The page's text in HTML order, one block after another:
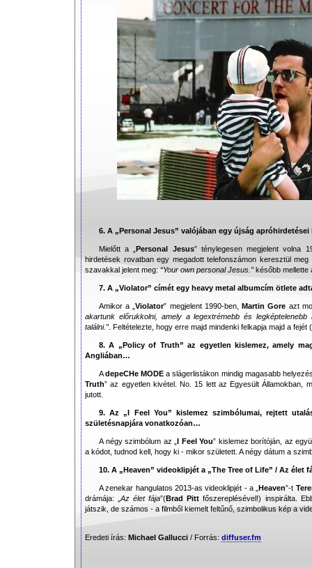
6. A „Personal Jesus” valójában egy újság
Mielőtt a „Personal Jesus” ténylegesen megjelent volna
hirdetések rovatban egy megadott telefonszámon keresztül
szavakkal jelent meg: “Your own personal Jesus.” később mellette
7. A „Violator” címét egy heavy metal albumcím ötlete
Amikor a „Violator” megjelent 1990-ben,Martin Gore azt
akartunk előrukkolni, amely a legextrémebb és
találni.” . Feltételezte, hogy erre majd mindenki felkapja majd a
8. A „Policy of Truth” az egyetlen kislemez, amely
Angliában…
AdepeCHe MODE a slágerlistákon mindig magasabb
Truth” az egyetlen kivétel. No. 15 lett az Egyesült Államokban,
jutott.
9. Az „I Feel You” kislemez szimbólumai, rejtett
születésnapjára vonatkozóan…
A négy szimbólum az „I Feel You” kislemez borítóján, az
a kódot, tudnod kell, hogy ki - mikor született. A négy dátum a
10. A „Heaven” videoklipjét a „The Tree of Life” / Az
A zenekar hangulatos 2013-as videoklipjét - a „Heaven”-t
drámája: „Az élet fája”(Brad Pitt főszereplésével!) inspirálta.
játszik, de számos - a filmből kiemelt feltűnő, szimbolikus kép a
Eredeti írás: Michael Gallucci / Forrás: diffuser.fm